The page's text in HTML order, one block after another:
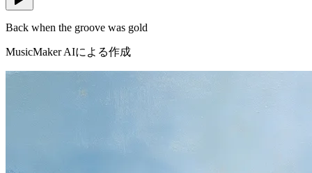
Back when the groove was gold
MusicMaker AIによる作成